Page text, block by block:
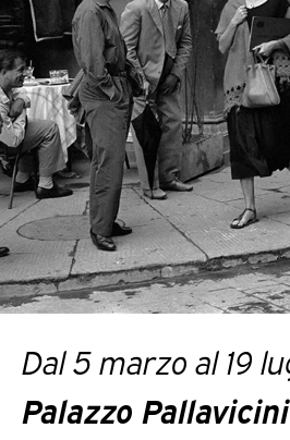
Dal 5 marzo al 19
Palazzo Pallavicini